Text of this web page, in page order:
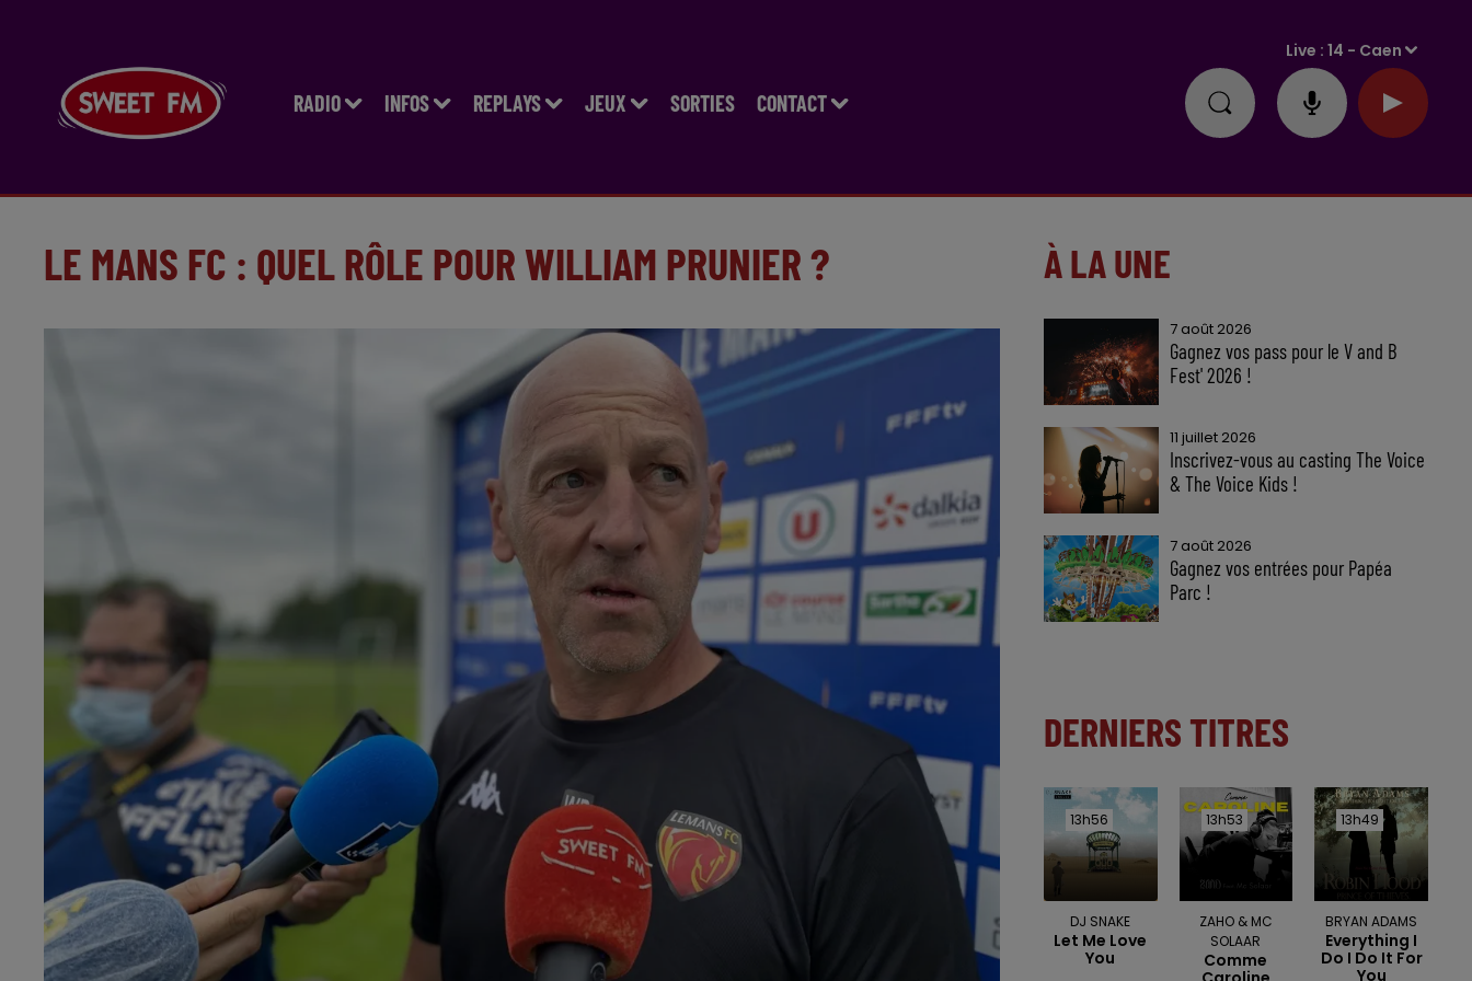
RADIO INFOS REPLAYS JEUX SORTIES CONTACT
Live :14 - Caen
LE MANS FC : QUEL RÔLE POUR WILLIAM PRUNIER ? À LA UNE
7 août 2026
Gagnez vos pass pour le V and B
Fest' 2026 !
11 juillet 2026
Inscrivez-vous au casting The Voice
& The Voice Kids !
7 août 2026
Gagnez vos entrées pour Papéa
Parc !
DERNIERS TITRES
13h56
13h56
DJ SNAKE
Let Me Love
You
13h53
13h53
ZAHO & MC
SOLAAR
Comme
13h49
13h49
BRYAN ADAMS
Everything I
Do I Do It For
You